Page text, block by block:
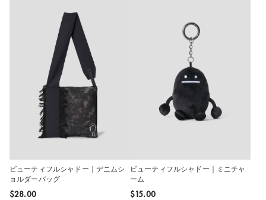
ビューティフルシャドー｜デニムシ
ョルダーバッグ
$‌28.00
ビューティフルシャドー｜ミニチャ
ーム
$‌15.00